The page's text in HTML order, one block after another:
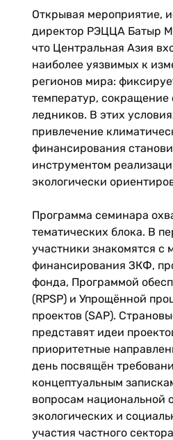
Открывая мероприятие,
директор РЭЦЦА Батыр
что Центральная Азия
наиболее уязвимых к
регионов мира:
температур, сокращение
ледников. В этих
привлечение
финансирования
инструментом
экологически
Программа семинара
тематических блока. В
участники знакомятся с
финансирования ЗКФ,
фонда, Программой
(RPSP) и Упрощённой
проектов (SAP).
представят идеи
приоритетные
день посвящён
концептуальным
вопросам национальной
экологических и
участия частного